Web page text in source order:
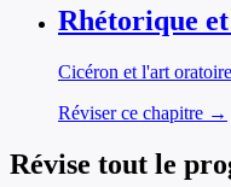
Rhétorique
Cicéron et l'art
Réviser ce chapitre →
Révise tout le